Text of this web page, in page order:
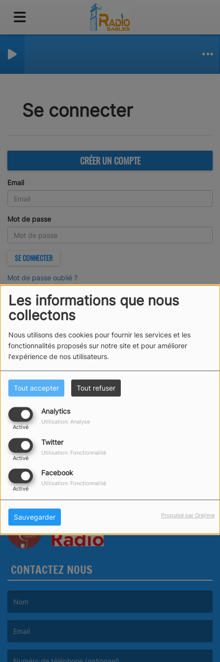
Les informations que nous
collectons
Nous utilisons des cookies pour fournir les services et les
fonctionnalités proposés sur notre site et pour améliorer
l'expérience de nos utilisateurs.
Tout accepter Tout refuser
Analytics
Activé
Utilisation: Analyse
Twitter
Activé
Utilisation: Fonctionnalité
Facebook
Activé
Utilisation: Fonctionnalité
Sauvegarder Propulsé par Orejime
Se connecter
CRÉER UN COMPTE
Email
Mot de passe
SE CONNECTER
Mot de passe oublié ?
CONTACTEZ NOUS